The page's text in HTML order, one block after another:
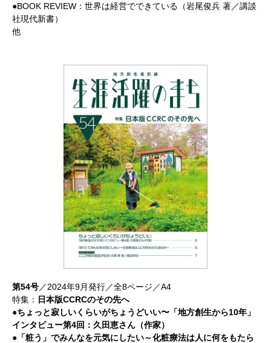
●BOOK REVIEW：世界は経営でできている（岩尾俊兵 著／講談
社現代新書）
他
第54号／2024年9月発行／全8ページ／A4
特集： 日本版CCRCのその先へ
●ちょっと寂しいくらいがちょうどいい〜「地方創生から10年」
インタビュー第4回：久田恵さん（作家）
●「粧う」でみんなを元気にしたい～化粧療法は人に何をもたら